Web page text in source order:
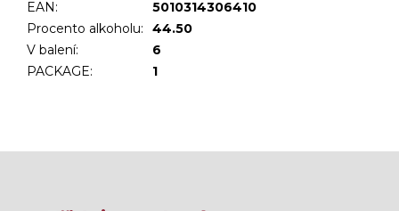
EAN:
5010314306410
Procento alkoholu:
44.50
V balení:
6
PACKAGE: 1